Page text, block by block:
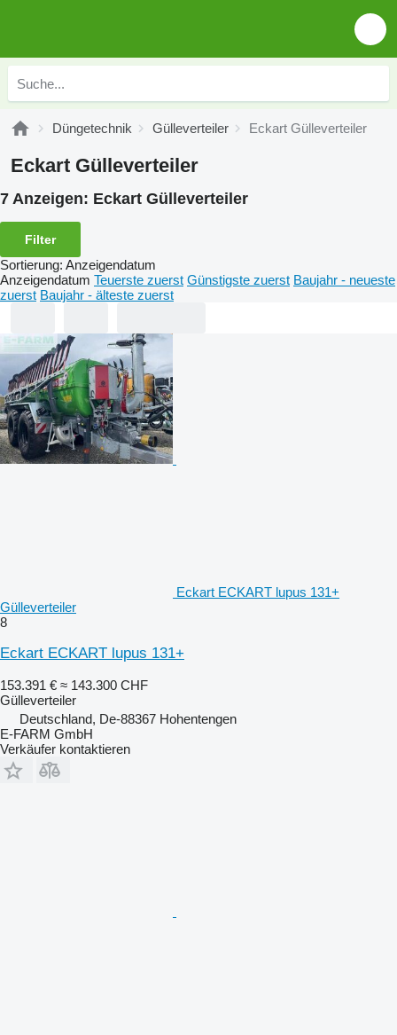
Düngetechnik Gülleverteiler Eckart Gülleverteiler
Eckart Gülleverteiler
7 Anzeigen: Eckart Gülleverteiler
Filter
Sortierung: Anzeigendatum
Anzeigendatum Teuerste zuerst Günstigste zuerst Baujahr - neueste
zuerst Baujahr - älteste zuerst
Eckart ECKART lupus 131+
Gülleverteiler
8
Eckart ECKART lupus 131+
153.391 € ≈ 143.300 CHF
Gülleverteiler
Deutschland, De-88367 Hohentengen
E-FARM GmbH
Verkäufer kontaktieren